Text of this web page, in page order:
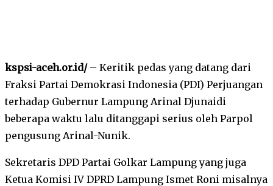
kspsi-aceh.or.id/– Keritik pedas yang datang dari
Fraksi Partai Demokrasi Indonesia (PDI) Perjuangan
terhadap Gubernur Lampung Arinal Djunaidi
beberapa waktu lalu ditanggapi serius oleh Parpol
pengusung Arinal-Nunik.
Sekretaris DPD Partai Golkar Lampung yang juga
Ketua Komisi IV DPRD Lampung Ismet Roni misalnya